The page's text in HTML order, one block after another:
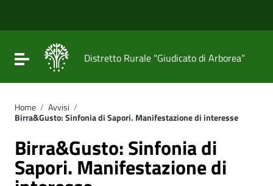
Vai al footer
Attiva / disattiva la navigazione
Distretto Rurale “Giudicato di Arborea”
Home / Avvisi /
Birra&Gusto: Sinfonia di Sapori. Manifestazione di interesse
Birra&Gusto: Sinfonia di
Sapori. Manifestazione di